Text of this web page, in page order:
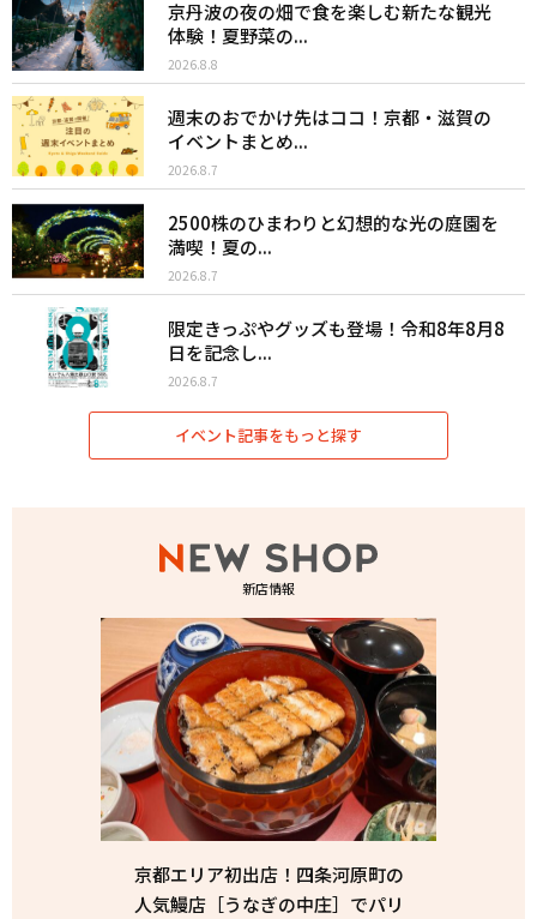
京丹波の夜の畑で食を楽しむ新たな観光
体験！夏野菜の...
2026.8.8
週末のおでかけ先はココ！京都・滋賀の
イベントまとめ...
2026.8.7
2500株のひまわりと幻想的な光の庭園を
満喫！夏の...
2026.8.7
限定きっぷやグッズも登場！令和8年8月8
日を記念し...
2026.8.7
イベント記事をもっと探す
新店情報
京都エリア初出店！四条河原町の
人気鰻店［うなぎの中庄］でパリ